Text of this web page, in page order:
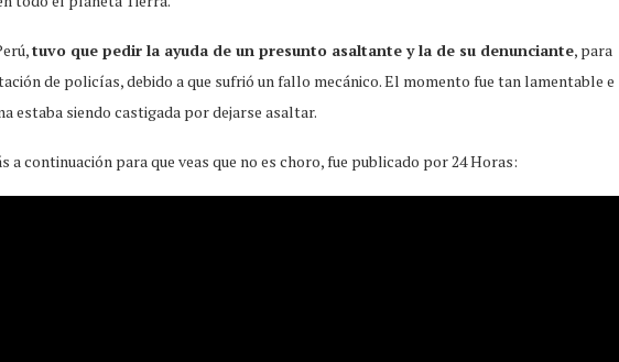
tuvo que pedir la ayuda de un presunto asaltante y la de su denunciante, para
de policías, debido a que sufrió un fallo mecánico. El momento fue tan lamentable e
estaba siendo castigada por dejarse asaltar.
continuación para que veas que no es choro, fue publicado por 24 Horas: